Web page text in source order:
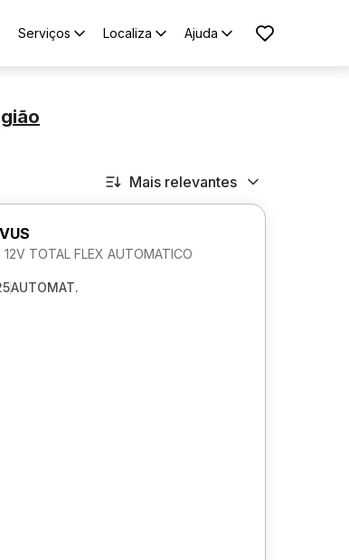
Serviços Localiza Ajuda
Mais relevantes
12V TOTAL FLEX AUTOMATICO
AUTOMAT.